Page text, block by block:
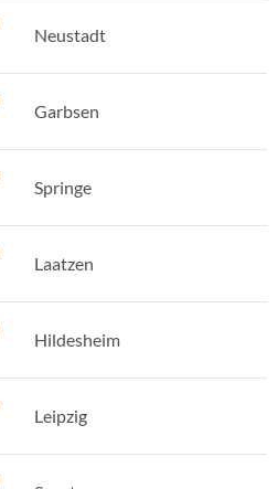
Neustadt
Garbsen
Springe
Laatzen
Hildesheim
Leipzig